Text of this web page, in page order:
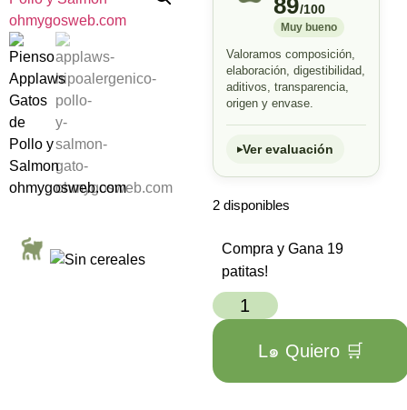
89/100
Muy bueno
Valoramos composición,
elaboración, digestibilidad,
aditivos, transparencia,
origen y envase.
Ver evaluación
2 disponibles
Compra y Gana 19
patitas!
L๑ Quiero 🛒